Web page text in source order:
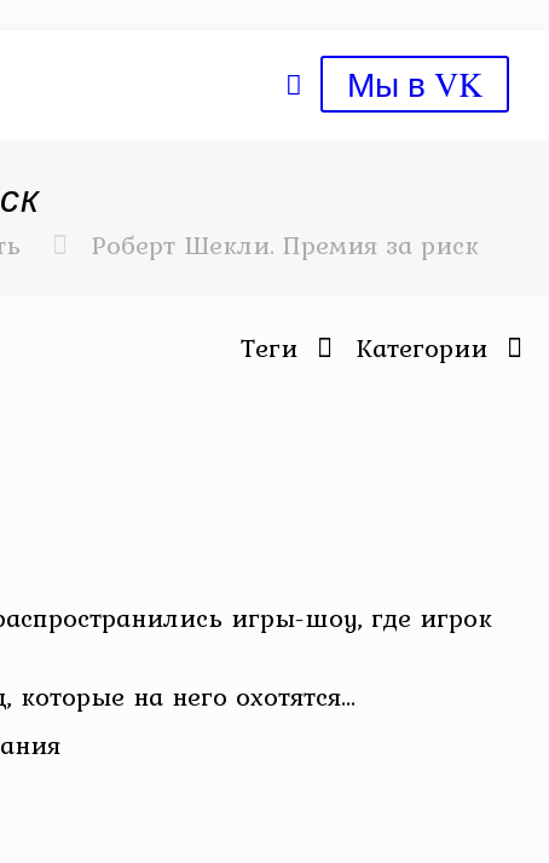
Мы в VK
Роберт Шекли. Премия за риск
Категории
Теги
игры-шоу, где игрок
на него охотятся…